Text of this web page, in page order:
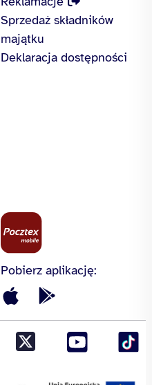
Sprzedaż składników
majątku
Deklaracja dostępności
Pobierz aplikację: